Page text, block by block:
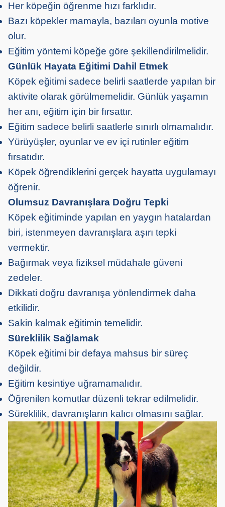
Her köpeğin öğrenme hızı farklıdır.
Bazı köpekler mamayla, bazıları oyunla motive
olur.
Eğitim yöntemi köpeğe göre şekillendirilmelidir.
Günlük Hayata Eğitimi Dahil Etmek
Köpek eğitimi sadece belirli saatlerde yapılan bir
aktivite olarak görülmemelidir. Günlük yaşamın
her anı, eğitim için bir fırsattır.
Eğitim sadece belirli saatlerle sınırlı olmamalıdır.
Yürüyüşler, oyunlar ve ev içi rutinler eğitim
fırsatıdır.
Köpek öğrendiklerini gerçek hayatta uygulamayı
öğrenir.
Olumsuz Davranışlara Doğru Tepki
Köpek eğitiminde yapılan en yaygın hatalardan
biri, istenmeyen davranışlara aşırı tepki
vermektir.
Bağırmak veya fiziksel müdahale güveni
zedeler.
Dikkati doğru davranışa yönlendirmek daha
etkilidir.
Sakin kalmak eğitimin temelidir.
Süreklilik Sağlamak
Köpek eğitimi bir defaya mahsus bir süreç
değildir.
Eğitim kesintiye uğramamalıdır.
Öğrenilen komutlar düzenli tekrar edilmelidir.
Süreklilik, davranışların kalıcı olmasını sağlar.